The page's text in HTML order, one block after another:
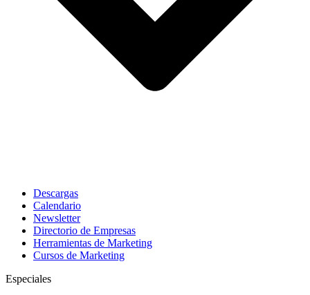
Descargas
Calendario
Newsletter
Directorio de Empresas
Herramientas de Marketing
Cursos de Marketing
Especiales